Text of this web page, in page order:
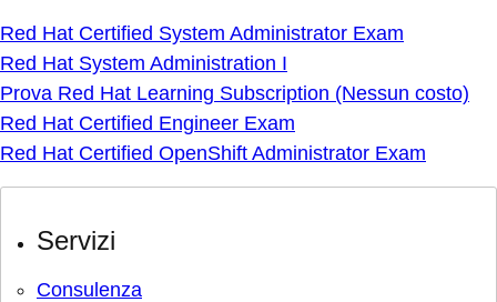
Red Hat Certified System Administrator Exam
Red Hat System Administration I
Prova Red Hat Learning Subscription (Nessun costo)
Red Hat Certified Engineer Exam
Red Hat Certified OpenShift Administrator Exam
Servizi
Consulenza